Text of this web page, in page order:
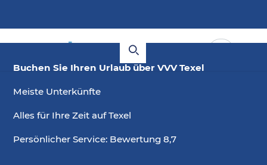
Buchen Sie Ihren Urlaub über VVV Texel
Meiste Unterkünfte
Alles für Ihre Zeit auf Texel
Persönlicher Service: Bewertung 8,7